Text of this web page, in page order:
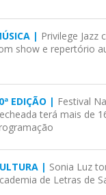
| Privilege Jazz
show e repertório
EDIÇÃO | Festival
terá mais de
| Sonia Luz
de Letras de